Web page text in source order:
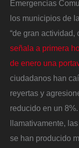
Emergencias
los municipios de
“de gran actividad,
señala a primera
de enero una
ciudadanos han
reyertas y
reducido en un
llamativamente,
se han producido